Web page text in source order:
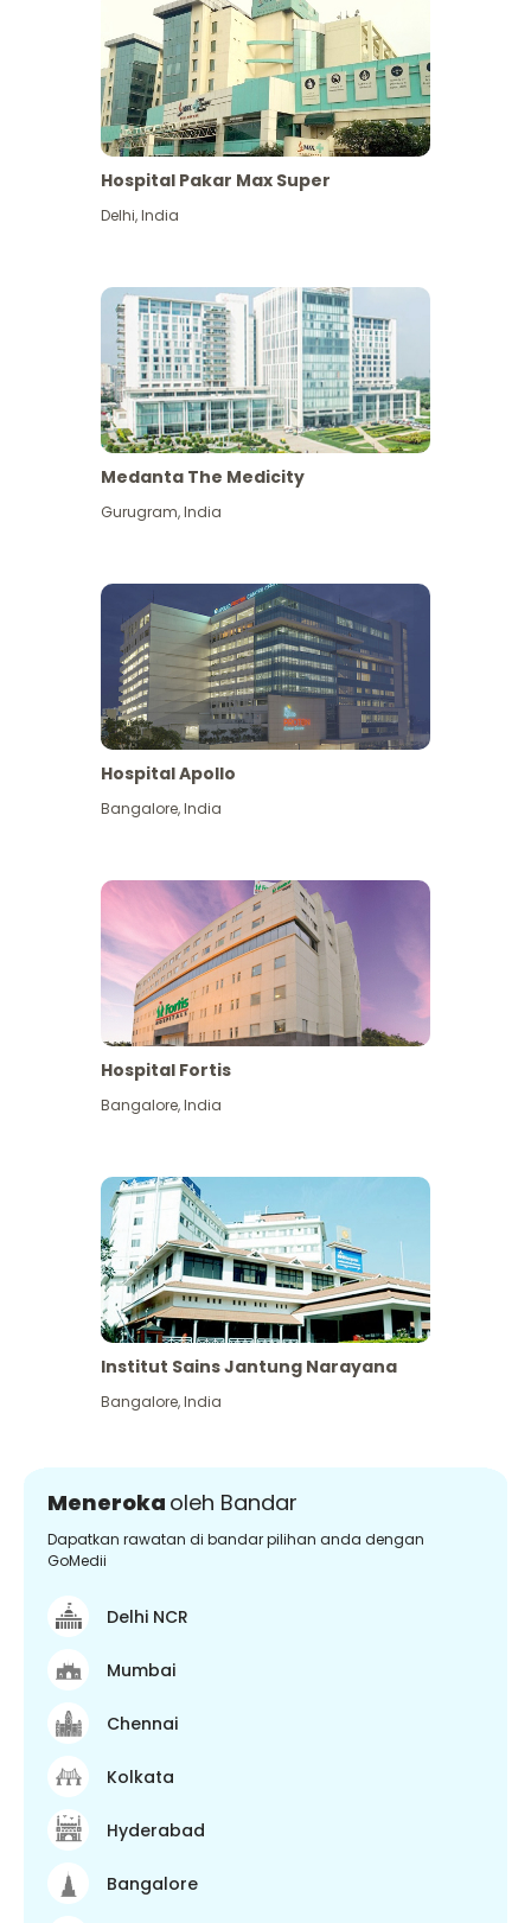
Hospital Pakar Max Super
Delhi,India
Medanta The Medicity
Gurugram,India
Hospital Apollo
Bangalore,India
Hospital Fortis
Bangalore,India
Institut Sains Jantung Narayana
Bangalore,India
Meneroka oleh Bandar
Dapatkan rawatan di bandar pilihan anda dengan
GoMedii
Delhi NCR
Mumbai
Chennai
Kolkata
Hyderabad
Bangalore